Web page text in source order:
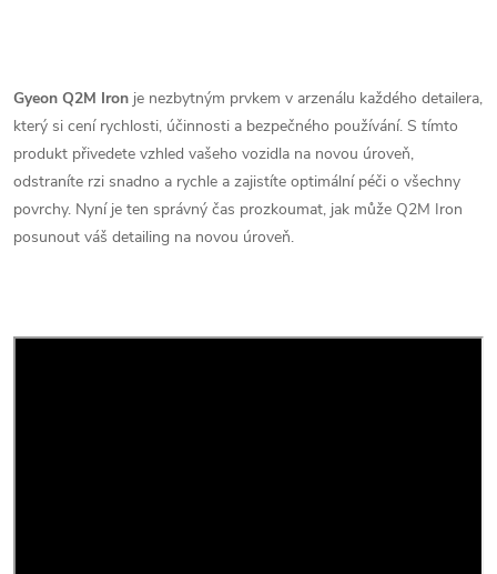
Gyeon Q2M Iron je nezbytným prvkem v arzenálu každého detailera,
který si cení rychlosti, účinnosti a bezpečného používání. S tímto
produkt přivedete vzhled vašeho vozidla na novou úroveň,
odstraníte rzi snadno a rychle a zajistíte optimální péči o všechny
povrchy. Nyní je ten správný čas prozkoumat, jak může Q2M Iron
posunout váš detailing na novou úroveň.